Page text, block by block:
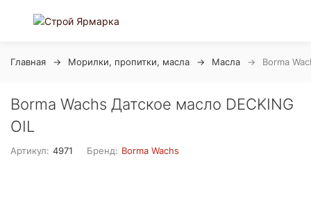
Главная Морилки, пропитки, масла Масла Borma
Borma Wachs Датское масло DECKING
OIL
Артикул: 4971 Бренд: Borma Wachs